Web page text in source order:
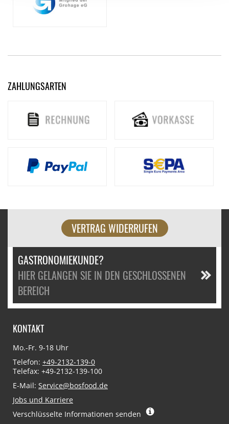
ZAHLUNGSARTEN
VERTRAG WIDERRUFEN
GASTRONOMIEKUNDE?
HIER GELANGEN SIE IN DEN GESCHLOSSENEN
BEREICH
KONTAKT
Mo.-Fr. 9-18 Uhr
Telefon: +49-2132-139-0
Telefax: +49-2132-139-100
E-Mail: Service@bosfood.de
Jobs und Karriere
Verschlüsselte Informationen senden